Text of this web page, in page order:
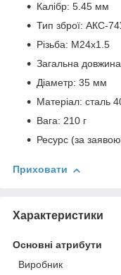
Калібр: 5.45 мм
Тип зброї: АКС-
Різьба: M24x1.5
Загальна
Діаметр: 35 мм
Матеріал: сталь
Вага: 210 г
Ресурс (за
Приховати
Характеристики
Основні атрибути
Виробник